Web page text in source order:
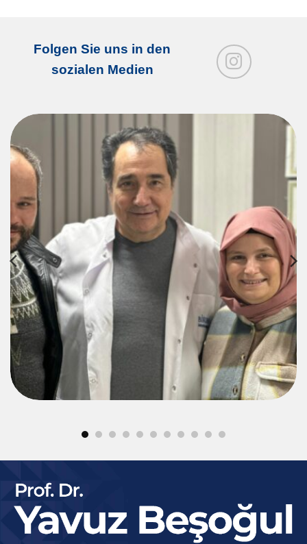
Folgen Sie uns in den
sozialen Medien